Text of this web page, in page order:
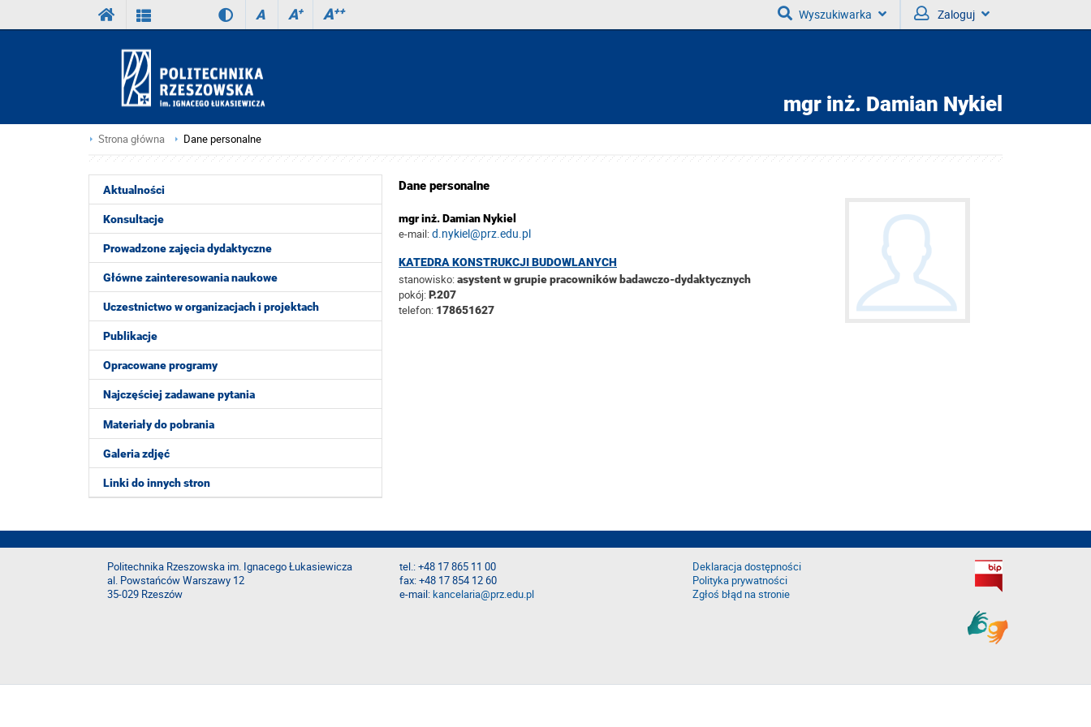
A A+ A++ Wyszukiwarka Zaloguj
mgr inż. Damian Nykiel
Strona główna Dane personalne
Aktualności
Konsultacje
Prowadzone zajęcia dydaktyczne
Główne zainteresowania naukowe
Uczestnictwo w organizacjach i projektach
Publikacje
Opracowane programy
Najczęściej zadawane pytania
Materiały do pobrania
Galeria zdjęć
Linki do innych stron
Dane personalne
mgr inż. Damian Nykiel
e-mail:d.nykiel@prz.edu.pl
KATEDRA KONSTRUKCJI BUDOWLANYCH
stanowisko:asystent w grupie pracowników badawczo-dydaktycznych
pokój:P.207
telefon: 178651627
Politechnika Rzeszowska im. Ignacego Łukasiewicza
al. Powstańców Warszawy 12
35-029 Rzeszów
tel.: +48 17 865 11 00
fax: +48 17 854 12 60
e-mail:kancelaria@prz.edu.pl
Deklaracja dostępności
Polityka prywatności
Zgłoś błąd na stronie